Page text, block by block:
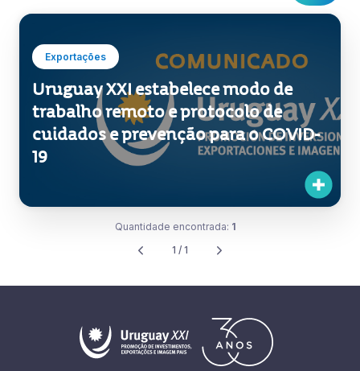
Exportações
Uruguay XXI estabelece modo de
trabalho remoto e protocolo de
cuidados e prevenção para o COVID-
19
Quantidade encontrada: 1
1 / 1